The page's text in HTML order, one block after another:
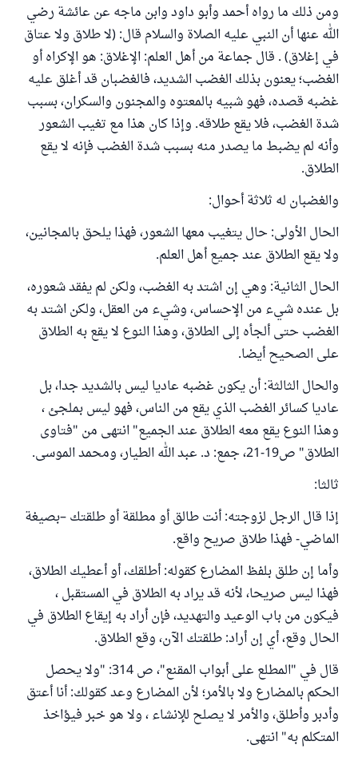
ومن ذلك ما رواه أحمد وأبو داود وابن ماجه عن عائشة رضي
الله عنها أن النبي عليه الصلاة والسلام قال: (لا طلاق ولا عتاق
في إغلاق) . قال جماعة من أهل العلم: الإغلاق: هو الإكراه أو
الغضب؛ يعنون بذلك الغضب الشديد، فالغضبان قد أغلق عليه
غضبه قصده، فهو شبيه بالمعتوه والمجنون والسكران، بسبب
شدة الغضب، فلا يقع طلاقه. وإذا كان هذا مع تغيب الشعور
وأنه لم يضبط ما يصدر منه بسبب شدة الغضب فإنه لا يقع
الطلاق.
والغضبان له ثلاثة أحوال:
الحال الأولى: حال يتغيب معها الشعور، فهذا يلحق بالمجانين،
ولا يقع الطلاق عند جميع أهل العلم.
الحال الثانية: وهي إن اشتد به الغضب، ولكن لم يفقد شعوره،
بل عنده شيء من الإحساس، وشيء من العقل، ولكن اشتد به
الغضب حتى ألجأه إلى الطلاق، وهذا النوع لا يقع به الطلاق
على الصحيح أيضا.
والحال الثالثة: أن يكون غضبه عاديا ليس بالشديد جدا، بل
عاديا كسائر الغضب الذي يقع من الناس، فهو ليس بملجئ ،
وهذا النوع يقع معه الطلاق عند الجميع" انتهى من "فتاوى
الطلاق" ص19-21، جمع: د. عبد الله الطيار، ومحمد الموسى.
ثالثا:
إذا قال الرجل لزوجته: أنت طالق أو مطلقة أو طلقتك –بصيغة
الماضي- فهذا طلاق صريح واقع.
وأما إن طلق بلفظ المضارع كقوله: أطلقك، أو أعطيك الطلاق،
فهذا ليس صريحا، لأنه قد يراد به الطلاق في المستقبل ،
فيكون من باب الوعيد والتهديد، فإن أراد به إيقاع الطلاق في
الحال وقع، أي إن أراد: طلقتك الآن، وقع الطلاق.
قال في "المطلع على أبواب المقنع"، ص 314: "ولا يحصل
الحكم بالمضارع ولا بالأمر؛ لأن المضارع وعد كقولك: أنا أعتق
وأدبر وأطلق، والأمر لا يصلح للإنشاء ، ولا هو خبر فيؤاخذ
المتكلم به" انتهى.